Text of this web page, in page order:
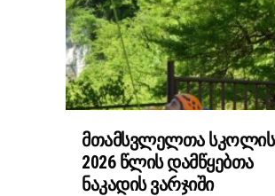
ᲛᲗᲐᲛᲡᲕᲚᲔᲚᲗᲐ ᲡᲙᲝᲚᲘᲡ
2026 ᲬᲚᲘᲡ ᲓᲐᲛᲬᲧᲔᲑᲗᲐ
ᲜᲐᲙᲐᲓᲘᲡ ᲕᲐᲠᲯᲘᲨᲘ